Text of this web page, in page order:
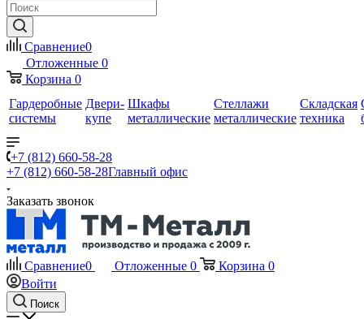
Сравнение0
Отложенные 0
Корзина 0
Гардеробные
системы
Двери-
купе
Шкафы
металлические
Стеллажи
металлические
Складская
техника
+7 (812) 660-58-28
+7 (812) 660-58-28Главный офис
Заказать звонок
Сравнение0 Отложенные 0 Корзина 0
Войти
Поиск